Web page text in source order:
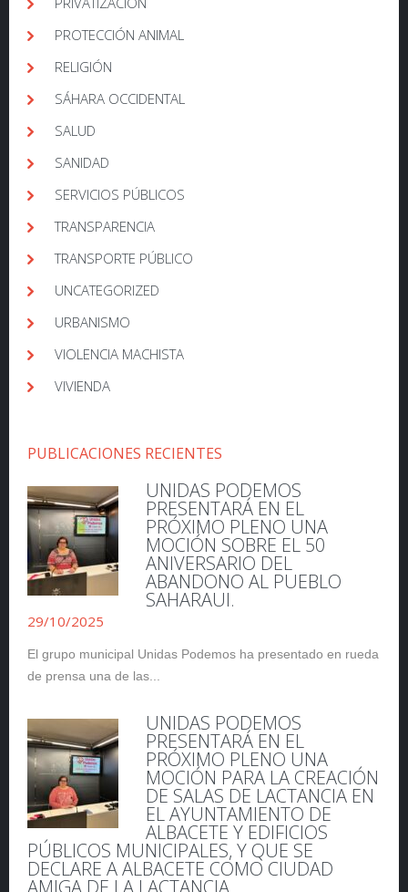
PROTECCIÓN ANIMAL
RELIGIÓN
SÁHARA OCCIDENTAL
SALUD
SANIDAD
SERVICIOS PÚBLICOS
TRANSPARENCIA
TRANSPORTE PÚBLICO
UNCATEGORIZED
URBANISMO
VIOLENCIA MACHISTA
VIVIENDA
PUBLICACIONES RECIENTES
UNIDAS PODEMOS
PRESENTARÁ EN EL
PRÓXIMO PLENO UNA
MOCIÓN SOBRE EL 50
ANIVERSARIO DEL
ABANDONO AL PUEBLO
SAHARAUI.
29/10/2025
El grupo municipal Unidas Podemos ha presentado en rueda
de prensa una de las...
UNIDAS PODEMOS
PRESENTARÁ EN EL
PRÓXIMO PLENO UNA
MOCIÓN PARA LA CREACIÓN
DE SALAS DE LACTANCIA EN
EL AYUNTAMIENTO DE
ALBACETE Y EDIFICIOS
PÚBLICOS MUNICIPALES, Y QUE SE
DECLARE A ALBACETE COMO CIUDAD
AMIGA DE LA LACTANCIA.